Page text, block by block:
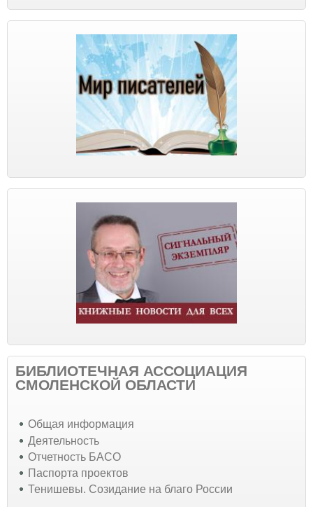
БИБЛИОТЕЧНАЯ АССОЦИАЦИЯ
СМОЛЕНСКОЙ ОБЛАСТИ
Общая информация
Деятельность
Отчетность БАСО
Паспорта проектов
Тенишевы. Созидание на благо России